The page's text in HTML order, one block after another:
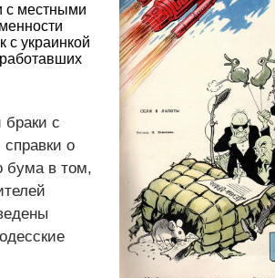
с местными
с украинкой
браки с
о
бума в том,